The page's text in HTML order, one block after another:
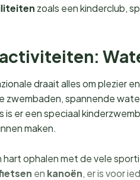
zoals een kinderclub,
draait alles om plezier
zwembaden, spannende
er een speciaal
maken.
hart ophalen met de vele
en kanoën, er is voor